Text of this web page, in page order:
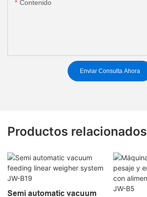
Contenido
Enviar Consulta Ahora
Productos relacionados
Semi automatic vacuum